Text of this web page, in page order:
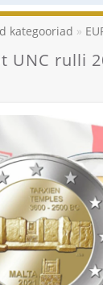
kategooriad
UNC rulli